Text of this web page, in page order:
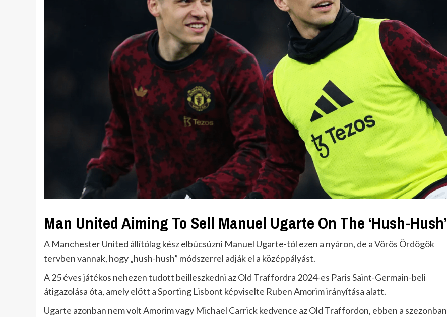
Man United Aiming To Sell Manuel Ugarte On The ‘Hush-Hush’
A Manchester United állítólag kész elbúcsúzni Manuel Ugarte-tól ezen a nyáron, de a Vörös Ördögök
tervben vannak, hogy „hush-hush” módszerrel adják el a középpályást.
A 25 éves játékos nehezen tudott beilleszkedni az Old Traffordra 2024-es Paris Saint-Germain-beli
átigazolása óta, amely előtt a Sporting Lisbont képviselte Ruben Amorim irányítása alatt.
Ugarte azonban nem volt Amorim vagy Michael Carrick kedvence az Old Traffordon, ebben a szezonban